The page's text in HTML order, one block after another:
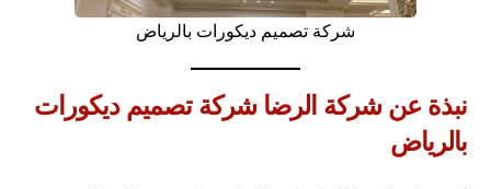
شركة تصميم ديكورات بالرياض
نبذة عن شركة الرضا شركة تصميم ديكورات
بالرياض